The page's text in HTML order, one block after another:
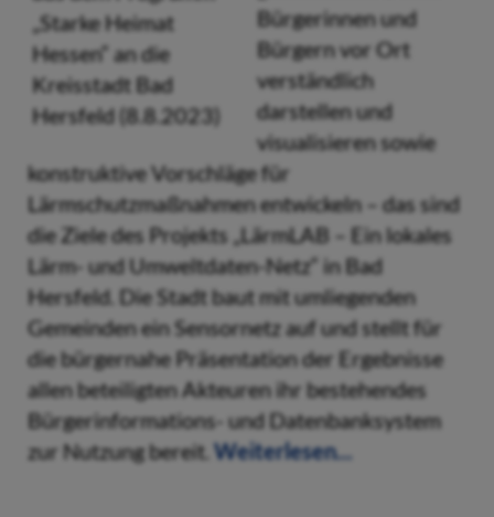
Bürgerinnen und
Bürgern vor Ort
verständlich
darstellen und
visualisieren sowie
konstruktive Vorschläge für
Lärmschutzmaßnahmen entwickeln – das sind
die Ziele des Projekts „LärmLAB – Ein lokales
Lärm- und Umweltdaten-Netz“ in Bad
Hersfeld. Die Stadt baut mit umliegenden
Gemeinden ein Sensornetz auf und stellt für
die bürgernahe Präsentation der Ergebnisse
allen beteiligten Akteuren ihr bestehendes
Bürgerinformations- und Datenbanksystem
zur Nutzung bereit.Weiterlesen...